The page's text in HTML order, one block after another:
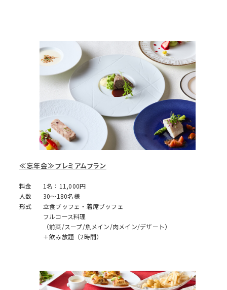
≪忘年会≫プレミアムプラン
料金
1名：11,000円
人数
30～180名様
形式
立食ブッフェ・着席ブッフェ
フルコース料理
（前菜/スープ/魚メイン/肉メイン/デザート）
＋飲み放題（2時間）